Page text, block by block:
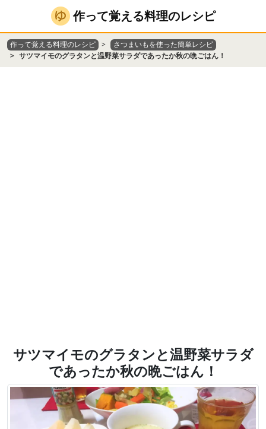
作って覚える料理のレシピ
作って覚える料理のレシピ
さつまいもを使った簡単レシピ
サツマイモのグラタンと温野菜サラダであったか秋の晩ごはん！
サツマイモのグラタンと温野菜サラダ
であったか秋の晩ごはん！